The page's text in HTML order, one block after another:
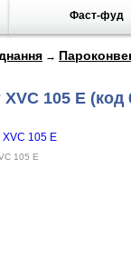
Фаст-фуд
→
105 Е (код
105 Е